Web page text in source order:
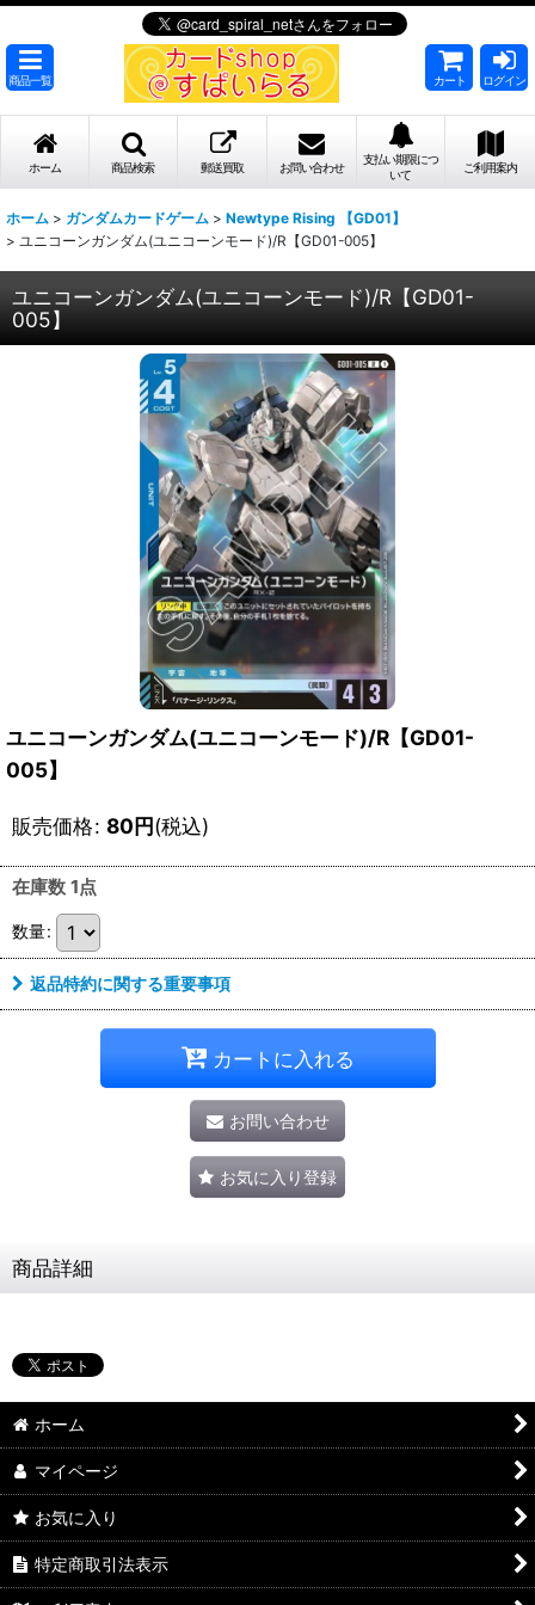
商品一覧 カート ログイン
ホーム 商品検索 郵送買取 お問い合わせ
支払い期限につ
いて
ご利用案内
ホーム > ガンダムカードゲーム > Newtype Rising 【GD01】
> ユニコーンガンダム(ユニコーンモード)/R【GD01-005】
ユニコーンガンダム(ユニコーンモード)/R【GD01-
005】
ユニコーンガンダム(ユニコーンモード)/R【GD01-
005】
販売価格: 80円(税込)
在庫数 1点
数量:
返品特約に関する重要事項
カートに入れる
お問い合わせ
お気に入り登録
商品詳細
ホーム
マイページ
お気に入り
特定商取引法表示